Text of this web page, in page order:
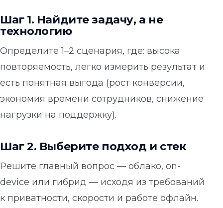
Шаг 1. Найдите задачу, а не
технологию
Определите 1–2 сценария, где: высока
повторяемость, легко измерить результат и
есть понятная выгода (рост конверсии,
экономия времени сотрудников, снижение
нагрузки на поддержку).
Шаг 2. Выберите подход и стек
Решите главный вопрос — облако, on-
device или гибрид — исходя из требований
к приватности, скорости и работе офлайн.